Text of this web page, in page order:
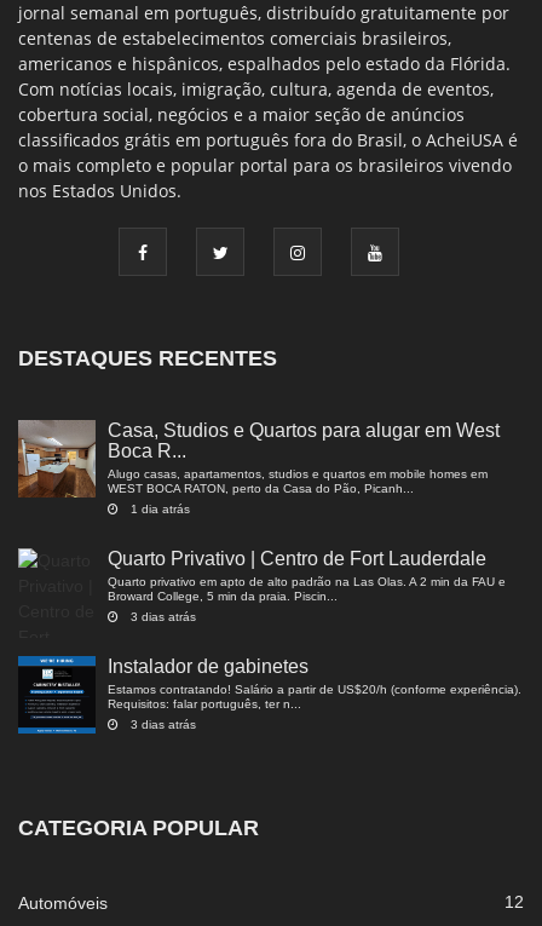
jornal semanal em português, distribuído gratuitamente por
centenas de estabelecimentos comerciais brasileiros,
americanos e hispânicos, espalhados pelo estado da Flórida.
Com notícias locais, imigração, cultura, agenda de eventos,
cobertura social, negócios e a maior seção de anúncios
classificados grátis em português fora do Brasil, o AcheiUSA é
o mais completo e popular portal para os brasileiros vivendo
nos Estados Unidos.
DESTAQUES RECENTES
Casa, Studios e Quartos para alugar em West
Boca R...
Alugo casas, apartamentos, studios e quartos em mobile homes em
WEST BOCA RATON, perto da Casa do Pão, Picanh...
1 dia atrás
Quarto Privativo | Centro de Fort Lauderdale
Quarto privativo em apto de alto padrão na Las Olas. A 2 min da FAU e
Broward College, 5 min da praia. Piscin...
3 dias atrás
Instalador de gabinetes
Estamos contratando! Salário a partir de US$20/h (conforme experiência).
Requisitos: falar português, ter n...
3 dias atrás
CATEGORIA POPULAR
Automóveis 12